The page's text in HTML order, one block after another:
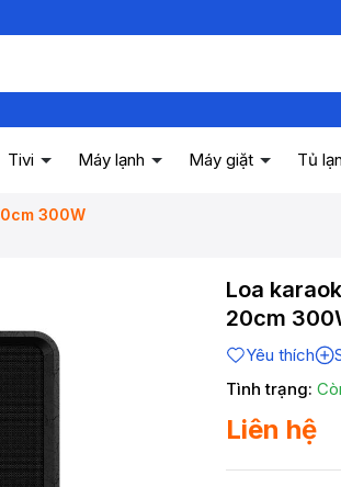
Tivi Máy lạnh Máy giặt Tủ
300W
Loa
20cm
Yêu thích
Tình trạng:
Liên hệ